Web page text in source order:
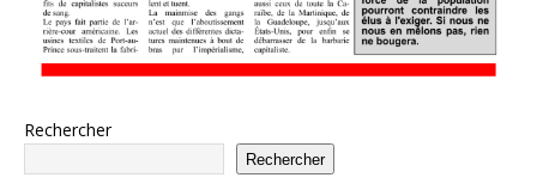
Rechercher
Rechercher